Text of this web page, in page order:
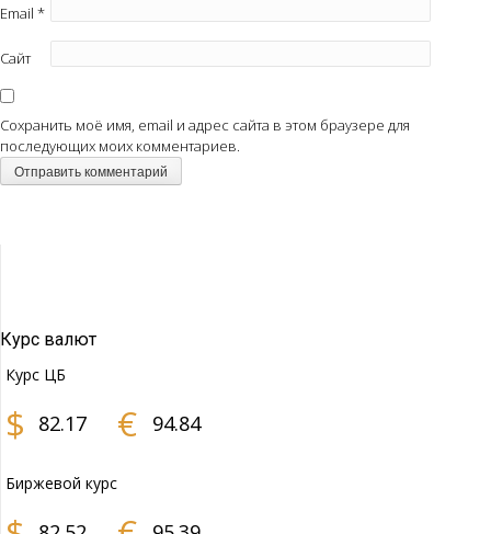
Email *
Сайт
Сохранить моё имя, email и адрес сайта в этом браузере для
последующих моих комментариев.
Курс валют
Курс ЦБ
$ 82.17 € 94.84
Биржевой курс